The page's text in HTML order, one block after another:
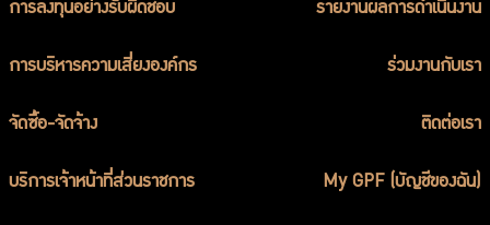
การลงทุนอย่างรับผิดชอบ รายงานผลการดำเนินงาน
การบริหารความเสี่ยงองค์กร ร่วมงานกับเรา
จัดซื้อ-จัดจ้าง ติดต่อเรา
บริการเจ้าหน้าที่ส่วนราชการ My GPF (บัญชีของฉัน)